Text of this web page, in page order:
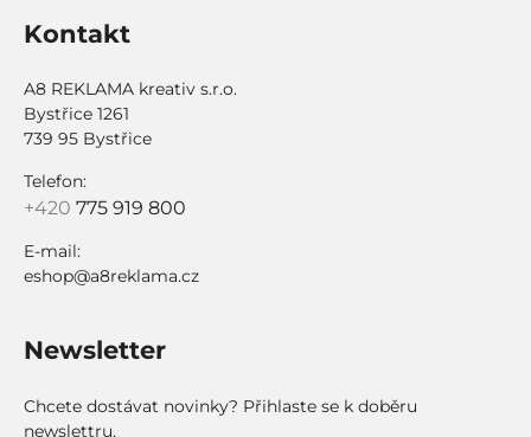
Kontakt
A8 REKLAMA kreativ s.r.o.
Bystřice 1261
739 95 Bystřice
Telefon:
+420 775 919 800
E-mail:
eshop@a8reklama.cz
Newsletter
Chcete dostávat novinky? Přihlaste se k doběru
newslettru.